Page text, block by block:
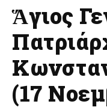
Ἅγιος
(17